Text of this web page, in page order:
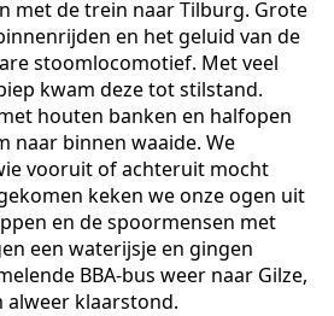
met de trein naar Tilburg. Grote
en het geluid van de
stoomlocomotief. Met veel
kwam deze tot stilstand.
houten banken en halfopen
naar binnen waaide. We
vooruit of achteruit mocht
keken we onze ogen uit
en de spoormensen met
een waterijsje en gingen
BBA-bus weer naar Gilze,
alweer klaarstond.